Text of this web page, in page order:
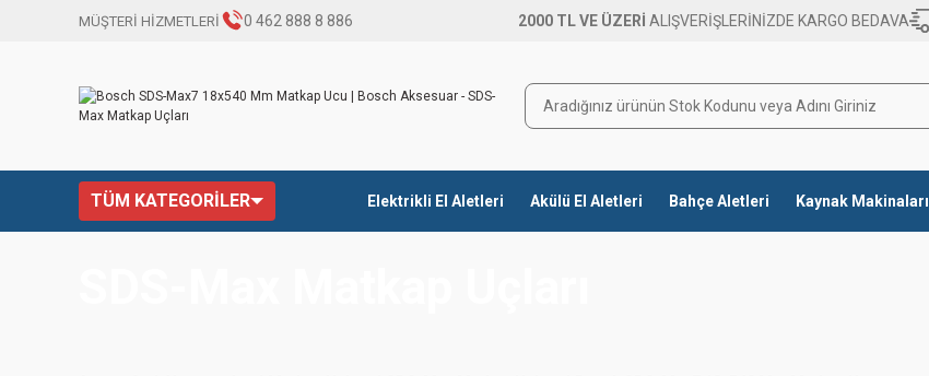
MÜŞTERİ HİZMETLERİ 0 462 888 8 886 2000 TL VE ÜZERİ ALIŞVERİŞLERİNİZDE KARGO BEDAVA
TÜM KATEGORİLER Elektrikli El Aletleri Akülü El Aletleri Bahçe Aletleri Kaynak Makinaları